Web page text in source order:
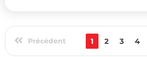
Précédent 1 2 3 4